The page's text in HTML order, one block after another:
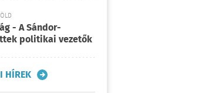
- A Sándor-
politikai vezetők
HÍREK